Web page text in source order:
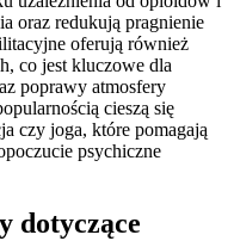
oraz redukują pragnienie
oferują również
co jest kluczowe dla
poprawy atmosfery
cieszą się
czy joga, które pomagają
psychiczne
dotyczące